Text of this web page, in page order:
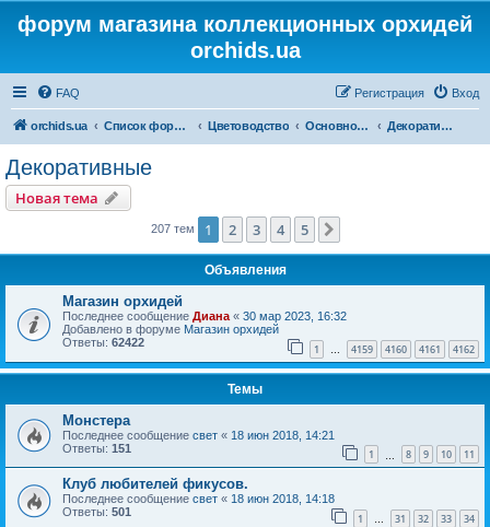
форум магазина коллекционных орхидей
orchids.ua
FAQ Вход
Регистрация
orchids.ua Список форумов Цветоводство Основной форум Декоративные
Декоративные
Новая тема
207 тем 1 2 3 4 5
Объявления
Магазин орхидей
Последнее сообщение Диана « 30 мар 2023, 16:32
Добавлено в форуме Магазин орхидей
Ответы: 62422 1 … 4159 4160 4161 4162
Темы
Монстера
Последнее сообщение свет « 18 июн 2018, 14:21
Ответы: 151 1 8 9 10 11
Клуб любителей фикусов.
Последнее сообщение свет « 18 июн 2018, 14:18
Ответы: 501 1 … 31 32 33 34